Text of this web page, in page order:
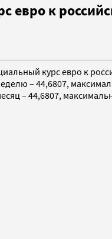
евро к
курс евро к
– 44,6807,
– 44,6807,